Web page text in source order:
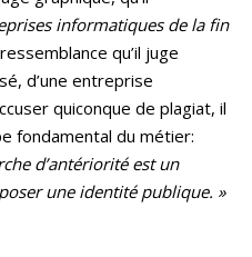
informatiques de la fin
qu’il juge
d’une entreprise
quiconque de plagiat, il
fondamental du métier:
d’antériorité est un
une identité publique. »